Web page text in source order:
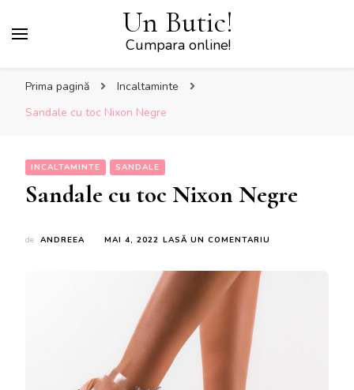
Un Butic!
Cumpara online!
Prima pagină
Incaltaminte
Sandale cu toc Nixon Negre
INCALTAMINTE SANDALE
Sandale cu toc Nixon Negre
de ANDREEA MAI 4, 2022 LASĂ UN COMENTARIU